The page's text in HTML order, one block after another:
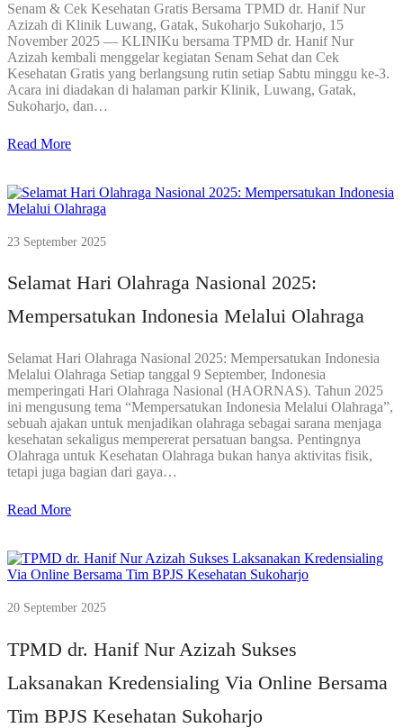
Senam & Cek Kesehatan Gratis Bersama TPMD dr. Hanif Nur
Azizah di Klinik Luwang, Gatak, Sukoharjo Sukoharjo, 15
November 2025 — KLINIKu bersama TPMD dr. Hanif Nur
Azizah kembali menggelar kegiatan Senam Sehat dan Cek
Kesehatan Gratis yang berlangsung rutin setiap Sabtu minggu ke-3.
Acara ini diadakan di halaman parkir Klinik, Luwang, Gatak,
Sukoharjo, dan…
Read More
23 September 2025
Selamat Hari Olahraga Nasional 2025:
Mempersatukan Indonesia Melalui Olahraga
Selamat Hari Olahraga Nasional 2025: Mempersatukan Indonesia
Melalui Olahraga Setiap tanggal 9 September, Indonesia
memperingati Hari Olahraga Nasional (HAORNAS). Tahun 2025
ini mengusung tema “Mempersatukan Indonesia Melalui Olahraga”,
sebuah ajakan untuk menjadikan olahraga sebagai sarana menjaga
kesehatan sekaligus mempererat persatuan bangsa. Pentingnya
Olahraga untuk Kesehatan Olahraga bukan hanya aktivitas fisik,
tetapi juga bagian dari gaya…
Read More
20 September 2025
TPMD dr. Hanif Nur Azizah Sukses
Laksanakan Kredensialing Via Online Bersama
Tim BPJS Kesehatan Sukoharjo